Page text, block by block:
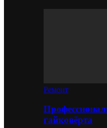
Ремонт
гайковёрта